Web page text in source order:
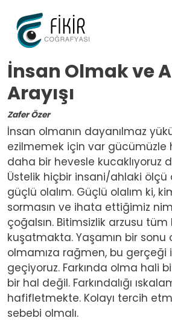
İnsan Olmak ve
Arayışı
Zafer Özer
İnsan olmanın dayanılmaz
ezilmemek için var gücümüzle
daha bir hevesle kucaklıyoruz
Üstelik hiçbir insani/ahlaki ölçü
güçlü olalım. Güçlü olalım ki,
sormasın ve ihata ettiğimiz
çoğalsın. Bitimsizlik arzusu
kuşatmakta. Yaşamın bir sonu
olmamıza rağmen, bu
geçiyoruz. Farkında olma hali
bir hal değil. Farkındalığı
hafifletmekte. Kolayı tercih
sebebi olmalı.